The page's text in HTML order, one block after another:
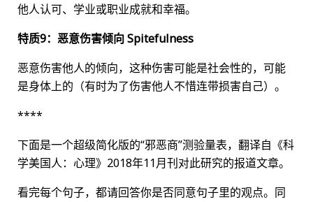
他人认可、学业或职业成就和幸福。
特质9：恶意伤害倾向 Spitefulness
恶意伤害他人的倾向，这种伤害可能是社会性的，可能
是身体上的（有时为了伤害他人不惜连带损害自己）。
****
下面是一个超级简化版的“邪恶商”测验量表，翻译自《科
学美国人：心理》2018年11月刊对此研究的报道文章。
看完每个句子，都请回答你是否同意句子里的观点。同